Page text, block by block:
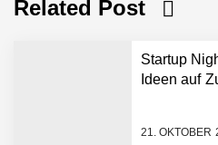
Related Post
Startup
Ideen auf
21. OKTOBER